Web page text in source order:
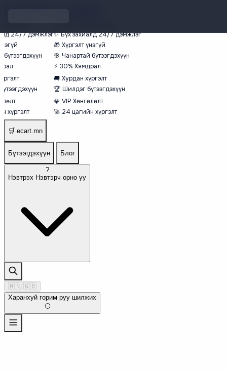
24/7 дэмжлэг
хүргэлт
✨ Бүх захиалд 24/7 дэмжлэг
🎁 Хүргэлт үнэгүй
🎯 Чанартай бүтээгдэхүүн
⚡ 30% Хямдрал
🚚 Хурдан хүргэлт
🏆 Шилдэг бүтээгдэхүүн
💎 VIP Хөнгөлөлт
🚀 24 цагийн хүргэлт
🛒 ecart.mn
Бүтээгдэхүүн Блог
?
Нэвтрэх Нэвтэрч орно уу
🇲🇳 🇬🇧
Харанхуй горим руу шилжих
🌕